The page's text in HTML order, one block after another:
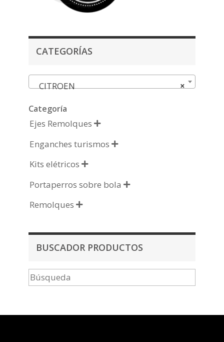
CATEGORÍAS
×
CITROEN
Categoría
Ejes Remolques 
Enganches turismos 
Kits elétricos 
Portaperros sobre bola 
Remolques 
BUSCADOR PRODUCTOS